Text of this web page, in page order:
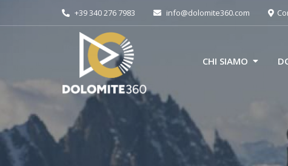
+39 340 276 7983 info@dolomite360.com
CHI SIAMO